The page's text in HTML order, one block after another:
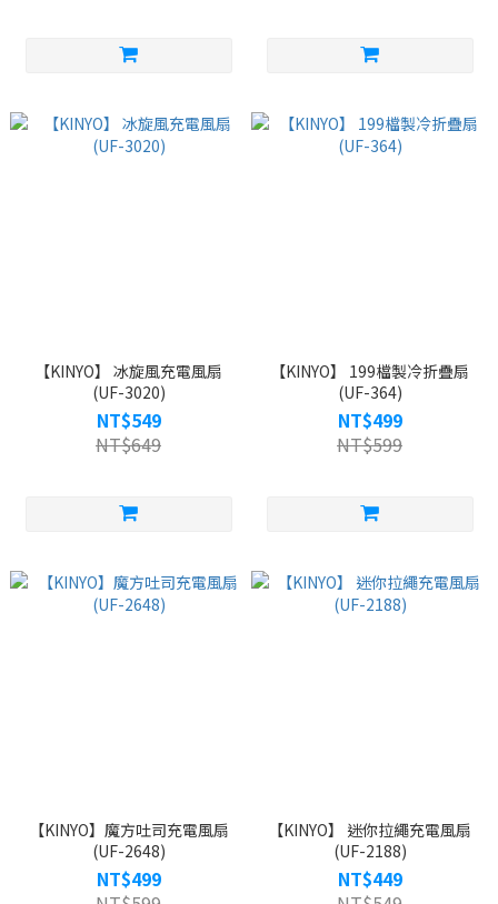
【KINYO】 冰旋風充電風扇
(UF-3020)
NT$549
NT$649
【KINYO】 199檔製冷折疊扇
(UF-364)
NT$499
NT$599
【KINYO】魔方吐司充電風扇
(UF-2648)
NT$499
【KINYO】 迷你拉繩充電風扇
(UF-2188)
NT$449